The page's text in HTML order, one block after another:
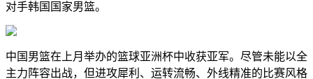
对手韩国国家男篮。
中国男篮在上月举办的篮球亚洲杯中收获亚军。尽管未能以全
主力阵容出战，但进攻犀利、运转流畅、外线精准的比赛风格